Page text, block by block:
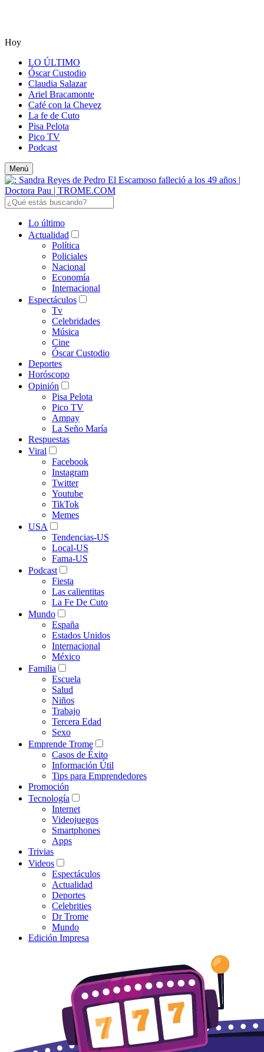
Hoy
LO ÚLTIMO
Óscar Custodio
Claudia Salazar
Ariel Bracamonte
Café con la Chevez
La fe de Cuto
Pisa Pelota
Pico TV
Podcast
Menú
Lo último
Actualidad
Política
Policiales
Nacional
Economía
Internacional
Espectáculos
Tv
Celebridades
Música
Cine
Óscar Custodio
Deportes
Horóscopo
Opinión
Pisa Pelota
Pico TV
Ampay
La Seño María
Respuestas
Viral
Facebook
Instagram
Twitter
Youtube
TikTok
Memes
USA
Tendencias-US
Local-US
Fama-US
Podcast
Fiesta
Las calientitas
La Fe De Cuto
Mundo
España
Estados Unidos
Internacional
México
Familia
Escuela
Salud
Niños
Trabajo
Tercera Edad
Sexo
Emprende Trome
Casos de Éxito
Información Útil
Tips para Emprendedores
Promoción
Tecnología
Internet
Videojuegos
Smartphones
Apps
Trivias
Videos
Espectáculos
Actualidad
Deportes
Celebrities
Dr Trome
Mundo
Edición Impresa